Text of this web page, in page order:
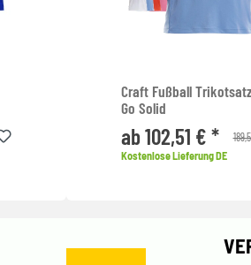
Craft Fußball
Go Solid
ab 102,51 € *
Kostenlose Lieferung DE